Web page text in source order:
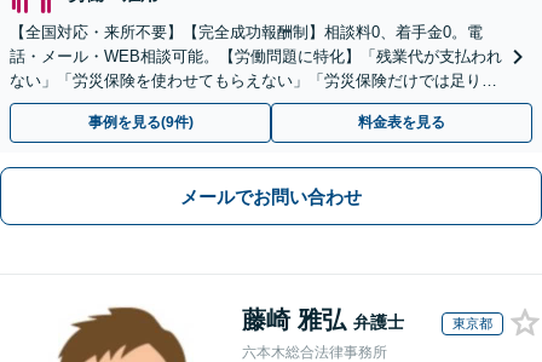
【全国対応・来所不要】【完全成功報酬制】相談料0、着手金0。電
話・メール・WEB相談可能。【労働問題に特化】「残業代が支払われ
ない」「労災保険を使わせてもらえない」「労災保険だけでは足りな
い。損害賠償請求したい」など労働問題はお任せを。
事例を見る(9件) 料金表を見る
メールでお問い合わせ
藤崎 雅弘 弁護士 東京都
六本木総合法律事務所